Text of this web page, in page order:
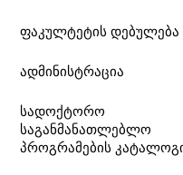
ფაკულტეტის დებულება
ადმინისტრაცია
სადოქტორო
საგანმანათლებლო
პროგრამების